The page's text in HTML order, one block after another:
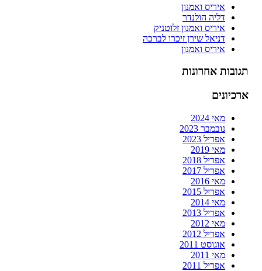
איריס ואמנון
דליה הולנדר
איריס ואמנון זלוטניק
דניאל שירן זיכרו לברכה
איריס ואמנון
תגובות אחרונות
ארכיונים
מאי 2024
נובמבר 2023
אפריל 2023
מאי 2019
אפריל 2018
אפריל 2017
מאי 2016
אפריל 2015
מאי 2014
אפריל 2013
מאי 2012
אפריל 2012
אוגוסט 2011
מאי 2011
אפריל 2011